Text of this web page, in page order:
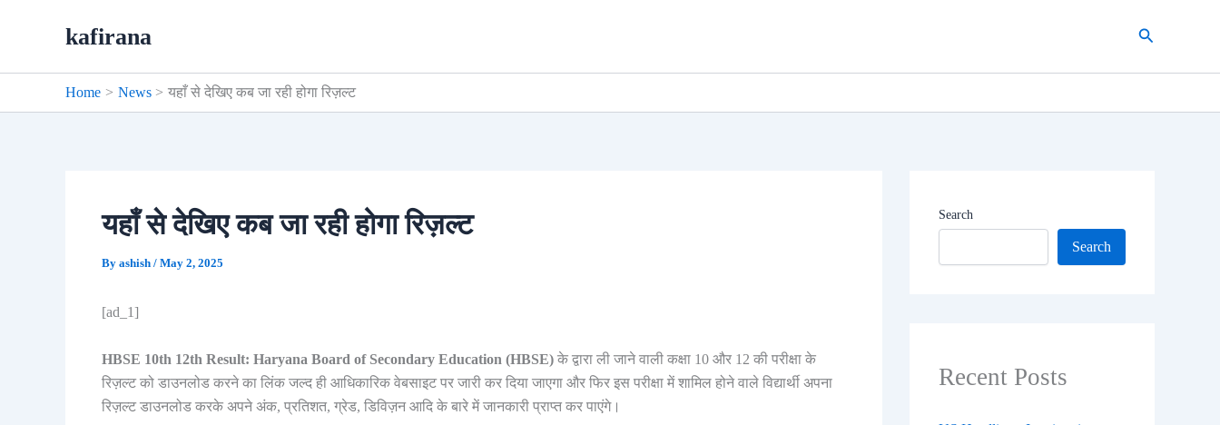
kafirana Search
Home News यहाँ से देखिए कब जा रही होगा रिज़ल्ट
यहाँ से देखिए कब जा रही होगा रिज़ल्ट
By ashish / May 2, 2025
[ad_1]
HBSE 10th 12th Result: Haryana Board of Secondary Education (HBSE) के द्वारा ली जाने वाली कक्षा 10 और 12 की परीक्षा के
रिज़ल्ट को डाउनलोड करने का लिंक जल्द ही आधिकारिक वेबसाइट पर जारी कर दिया जाएगा और फिर इस परीक्षा में शामिल होने वाले विद्यार्थी अपना
रिज़ल्ट डाउनलोड करके अपने अंक, प्रतिशत, ग्रेड, डिविज़न आदि के बारे में जानकारी प्राप्त कर पाएंगे।
Search
Search
Recent Posts